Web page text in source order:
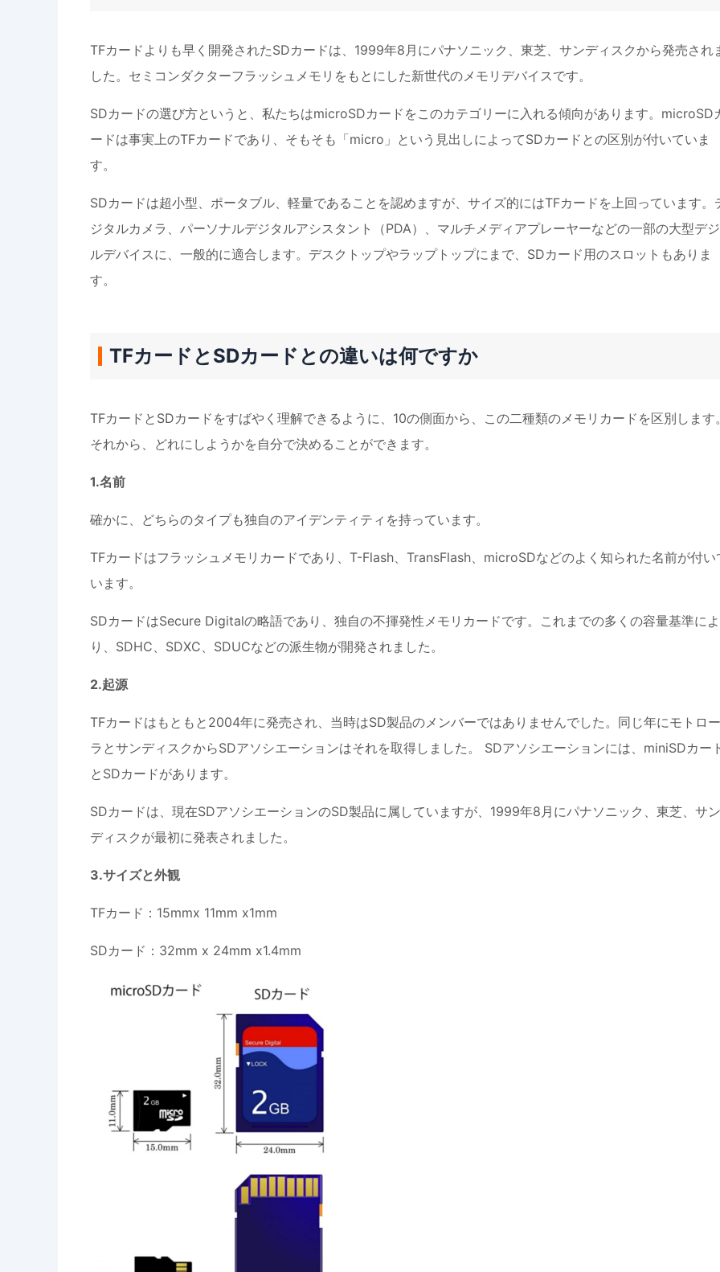
TFカードよりも早く開発されたSDカードは、1999年8月にパナソニック、東芝、サンディスクから発売され
した。セミコンダクターフラッシュメモリをもとにした新世代のメモリデバイスです。
SDカードの選び方というと、私たちはmicroSDカードをこのカテゴリーに入れる傾向があります。microSD
ードは事実上のTFカードであり、そもそも「micro」という見出しによってSDカードとの区別が付いていま
す。
SDカードは超小型、ポータブル、軽量であることを認めますが、サイズ的にはTFカードを上回っています。
ジタルカメラ、パーソナルデジタルアシスタント（PDA）、マルチメディアプレーヤーなどの一部の大型デ
ルデバイスに、一般的に適合します。デスクトップやラップトップにまで、SDカード用のスロットもありま
す。
TFカードとSDカードとの違いは何ですか
TFカードとSDカードをすばやく理解できるように、10の側面から、この二種類のメモリカードを区別します。
それから、どれにしようかを自分で決めることができます。
1.名前
確かに、どちらのタイプも独自のアイデンティティを持っています。
TFカードはフラッシュメモリカードであり、T-Flash、TransFlash、microSDなどのよく知られた名前が付い
います。
SDカードはSecure Digitalの略語であり、独自の不揮発性メモリカードです。これまでの多くの容量基準によ
り、SDHC、SDXC、SDUCなどの派生物が開発されました。
2.起源
TFカードはもともと2004年に発売され、当時はSD製品のメンバーではありませんでした。同じ年にモトロー
ラとサンディスクからSDアソシエーションはそれを取得しました。 SDアソシエーションには、miniSDカー
とSDカードがあります。
SDカードは、現在SDアソシエーションのSD製品に属していますが、1999年8月にパナソニック、東芝、サン
ディスクが最初に発表されました。
3.サイズと外観
TFカード：15mmx 11mm x1mm
SDカード：32mm x 24mm x1.4mm